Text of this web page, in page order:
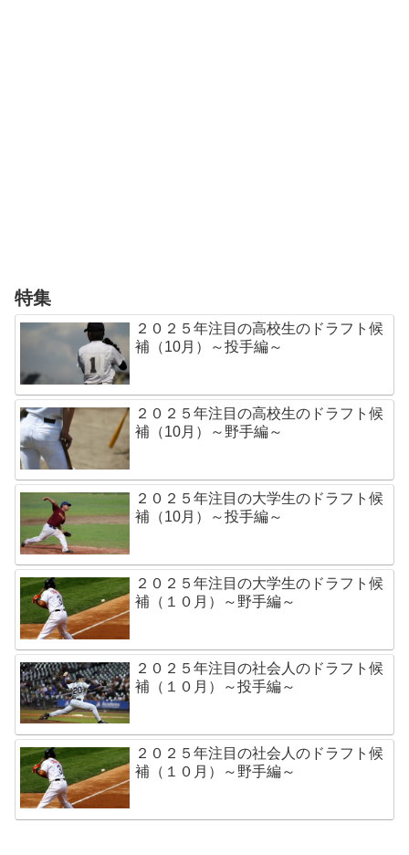
特集
２０２５年注目の高校生のドラフト候
補（10月）～投手編～
２０２５年注目の高校生のドラフト候
補（10月）～野手編～
２０２５年注目の大学生のドラフト候
補（10月）～投手編～
２０２５年注目の大学生のドラフト候
補（１０月）～野手編～
２０２５年注目の社会人のドラフト候
補（１０月）～投手編～
２０２５年注目の社会人のドラフト候
補（１０月）～野手編～